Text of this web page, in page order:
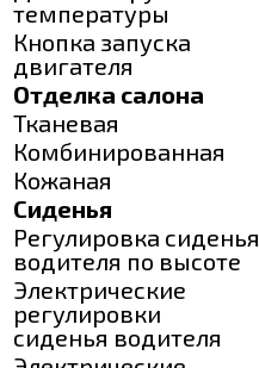
температуры
Кнопка запуска
двигателя
Отделка салона
Тканевая
Комбинированная
Кожаная
Сиденья
Регулировка сиденья
водителя по высоте
Электрические
регулировки
сиденья водителя